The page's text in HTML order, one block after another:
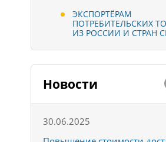
ЭКСПОРТЁРАМ
ПОТРЕБИТЕЛЬСКИХ
ИЗ РОССИИ И СТРАН
Новости
30.06.2025